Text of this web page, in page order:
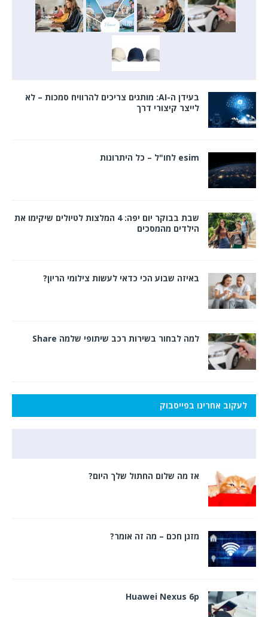
בעידן ה-AI: מותגים צריכים להרוויח סמכות – לא
לייצר קיצורי דרך
esim לחו"ל – כל היתרונות
שבת בבוקר יום יפה: 4 המלצות לטיולים שיקימו את
הילדים מהמסכים
באיזה שבוע הכי כדאי לעשות צילומי הריון?
למה לבחור בשירות רכב שיתופי שלמה Share
לעקוב אחרינו בפייסבוק
אז מה שלום החתול שלך היום?
מזגן חכם – מה זה אומר?
Huawei Nexus 6p